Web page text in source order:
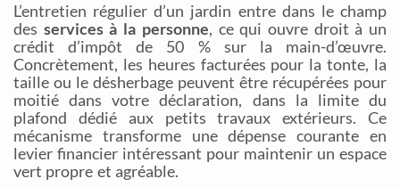
L’entretien régulier d’un jardin entre dans le champ
des services à la personne, ce qui ouvre droit à un
crédit d’impôt de 50 % sur la main-d’œuvre.
Concrètement, les heures facturées pour la tonte, la
taille ou le désherbage peuvent être récupérées pour
moitié dans votre déclaration, dans la limite du
plafond dédié aux petits travaux extérieurs. Ce
mécanisme transforme une dépense courante en
levier financier intéressant pour maintenir un espace
vert propre et agréable.